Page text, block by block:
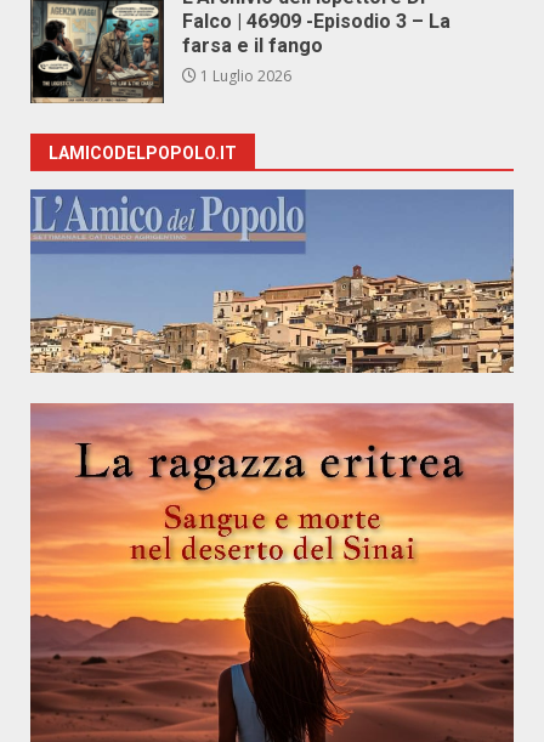
Falco | 46909 -Episodio 3 – La
farsa e il fango
1 Luglio 2026
LAMICODELPOPOLO.IT